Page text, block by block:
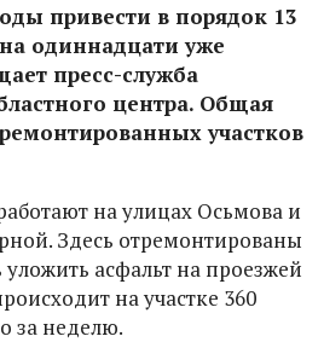
привести в порядок 13
одиннадцати уже
пресс-служба
центра. Общая
участков
на улицах Осьмова и
Здесь отремонтированы
уложить асфальт на проезжей
на участке 360
за неделю.